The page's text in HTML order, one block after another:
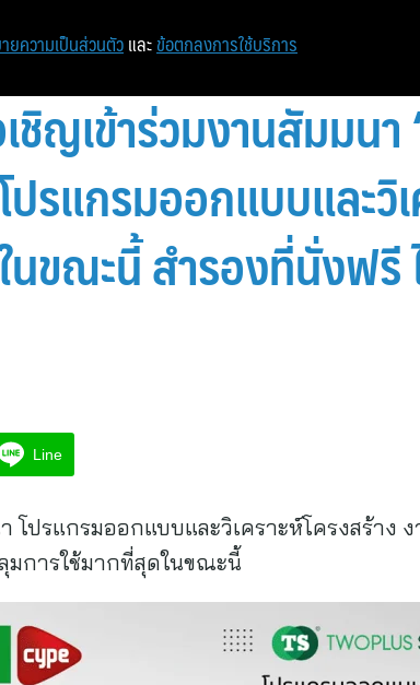
หน้าแรก ท่องเที่ยว
ญเข้าร่วมงานสัมมน
รแกรมออกแบบและวิ
ขณะนี้ สำรองที่นั่งฟรี
Line
โปรแกรมออกแบบและวิเคราะห์โครงสร้าง
การใช้มากที่สุดในขณะนี้
ยความเป็นส่วนตัว และ ข้อตกลงการใช้บริการ